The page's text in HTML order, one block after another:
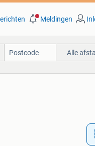
Meldingen
Alle